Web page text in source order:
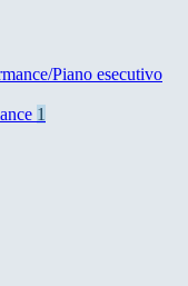
Piano esecutivo
1